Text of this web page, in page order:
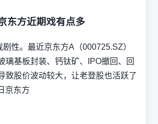
东方近期戏有点多
性。最近京东方A（000725.SZ）
璃基板封装、钙钛矿、IPO撤回、回
致股价波动较大，让老登股也活跃了
京东方